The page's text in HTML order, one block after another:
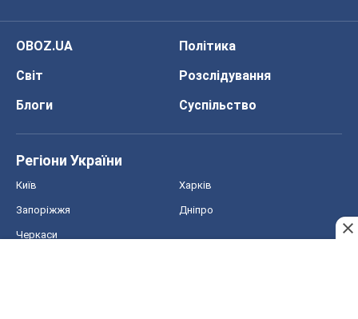
OBOZ.UA
Політика
Світ
Розслідування
Блоги
Суспільство
Регіони України
Київ Харків
Запоріжжя Дніпро
Черкаси